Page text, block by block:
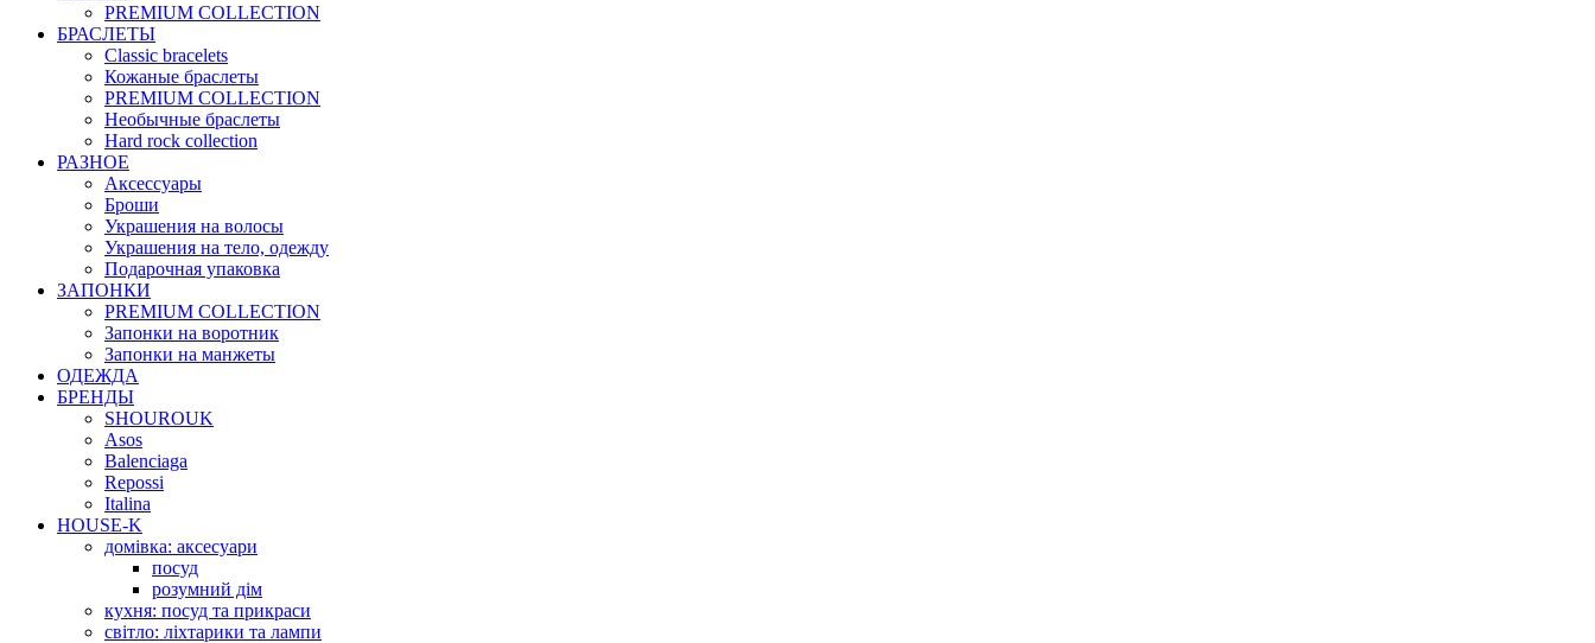
PREMIUM COLLECTION
БРАСЛЕТЫ
Classic bracelets
Кожаные браслеты
PREMIUM COLLECTION
Необычные браслеты
Hard rock collection
РАЗНОЕ
Аксессуары
Броши
Украшения на волосы
Украшения на тело, одежду
Подарочная упаковка
ЗАПОНКИ
PREMIUM COLLECTION
Запонки на воротник
Запонки на манжеты
ОДЕЖДА
БРЕНДЫ
SHOUROUK
Asos
Balenciaga
Repossi
Italina
HOUSE-K
домівка: аксесуари
посуд
розумний дім
кухня: посуд та прикраси
світло: ліхтарики та лампи